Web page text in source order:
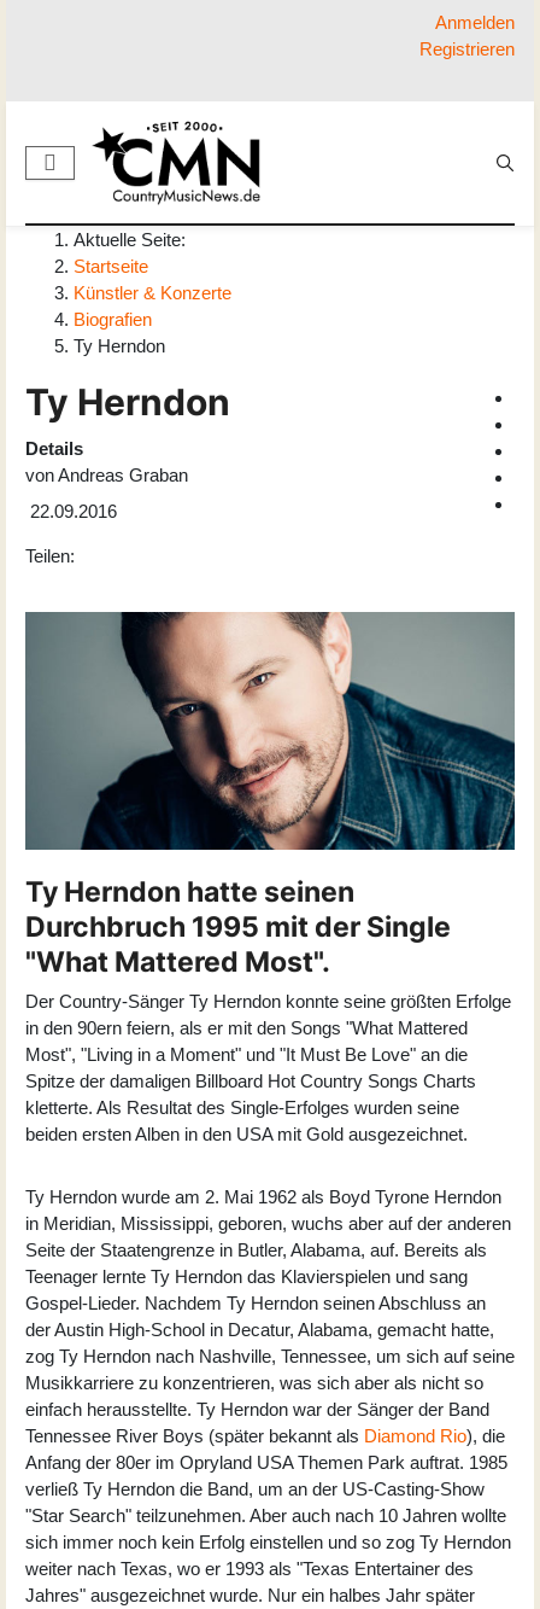
Anmelden
Registrieren
Aktuelle Seite:
Startseite
Künstler & Konzerte
Biografien
Ty Herndon
Ty Herndon
Details
vonAndreas Graban
22.09.2016
Teilen:
Ty Herndon hatte seinen
Durchbruch 1995 mit der Single
"What Mattered Most".
Der Country-Sänger Ty Herndon konnte seine größten Erfolge
in den 90ern feiern, als er mit den Songs "What Mattered
Most", "Living in a Moment" und "It Must Be Love" an die
Spitze der damaligen Billboard Hot Country Songs Charts
kletterte. Als Resultat des Single-Erfolges wurden seine
beiden ersten Alben in den USA mit Gold ausgezeichnet.
Ty Herndon wurde am 2. Mai 1962 als Boyd Tyrone Herndon
in Meridian, Mississippi, geboren, wuchs aber auf der anderen
Seite der Staatengrenze in Butler, Alabama, auf. Bereits als
Teenager lernte Ty Herndon das Klavierspielen und sang
Gospel-Lieder. Nachdem Ty Herndon seinen Abschluss an
der Austin High-School in Decatur, Alabama, gemacht hatte,
zog Ty Herndon nach Nashville, Tennessee, um sich auf seine
Musikkarriere zu konzentrieren, was sich aber als nicht so
einfach herausstellte. Ty Herndon war der Sänger der Band
Tennessee River Boys (später bekannt als Diamond Rio), die
Anfang der 80er im Opryland USA Themen Park auftrat. 1985
verließ Ty Herndon die Band, um an der US-Casting-Show
"Star Search" teilzunehmen. Aber auch nach 10 Jahren wollte
sich immer noch kein Erfolg einstellen und so zog Ty Herndon
weiter nach Texas, wo er 1993 als "Texas Entertainer des
Jahres" ausgezeichnet wurde. Nur ein halbes Jahr später